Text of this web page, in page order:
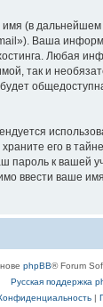
(в
Ваша
Любая
так и
его в
пароль к
ввести ваше
phpBB® Forum
Русская поддержка
|